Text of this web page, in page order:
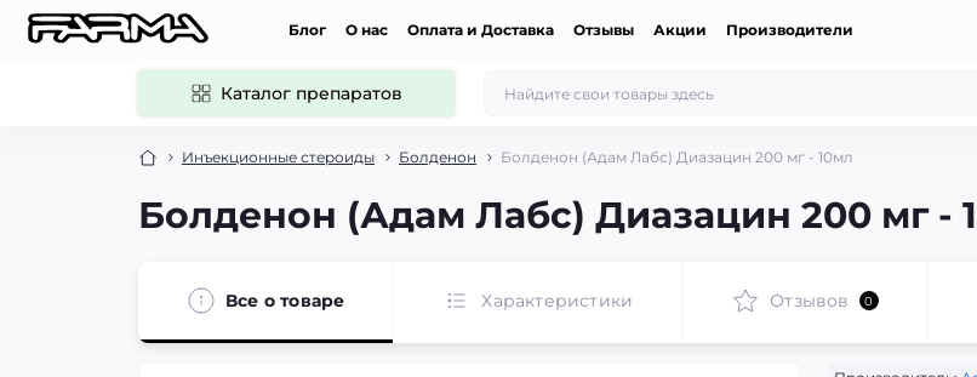
Блог О нас Оплата и Доставка Отзывы Акции Производители
Каталог препаратов
Инъекционные стероиды Болденон Болденон (Адам Лабс) Диазацин 200 мг - 10мл
Болденон (Адам Лабс) Диазацин 200 мг -
Все о товаре Характеристики Отзывов 0